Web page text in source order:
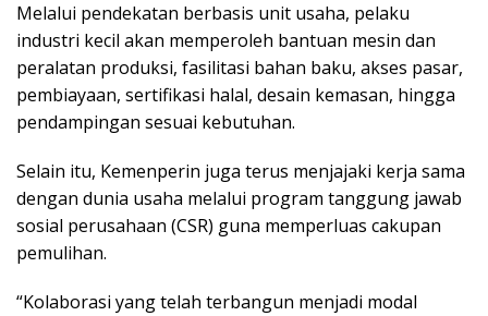
Melalui pendekatan berbasis unit usaha, pelaku
industri kecil akan memperoleh bantuan mesin dan
peralatan produksi, fasilitasi bahan baku, akses pasar,
pembiayaan, sertifikasi halal, desain kemasan, hingga
pendampingan sesuai kebutuhan.
Selain itu, Kemenperin juga terus menjajaki kerja sama
dengan dunia usaha melalui program tanggung jawab
sosial perusahaan (CSR) guna memperluas cakupan
pemulihan.
“Kolaborasi yang telah terbangun menjadi modal